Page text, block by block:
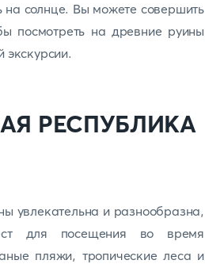
на солнце. Вы можете совершить
посмотреть на древние руины
экскурсии.
РЕСПУБЛИКА
увлекательна и разнообразна,
для посещения во время
пляжи, тропические леса и